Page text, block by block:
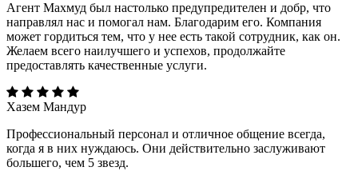
Агент Махмуд был настолько предупредителен и добр, что
направлял нас и помогал нам. Благодарим его. Компания
может гордиться тем, что у нее есть такой сотрудник, как он.
Желаем всего наилучшего и успехов, продолжайте
предоставлять качественные услуги.
Хазем Мандур
Профессиональный персонал и отличное общение всегда,
когда я в них нуждаюсь. Они действительно заслуживают
большего, чем 5 звезд.